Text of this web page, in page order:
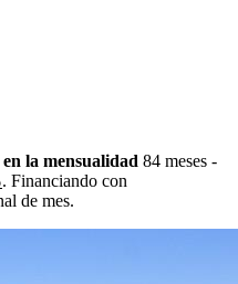
la mensualidad 84 meses -
. Financiando con
de mes.